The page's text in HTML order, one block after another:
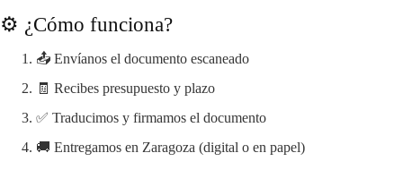
⚙️ ¿Cómo funciona?
📤 Envíanos el documento escaneado
🧾 Recibes presupuesto y plazo
✅ Traducimos y firmamos el documento
🚚 Entregamos en Zaragoza (digital o en papel)